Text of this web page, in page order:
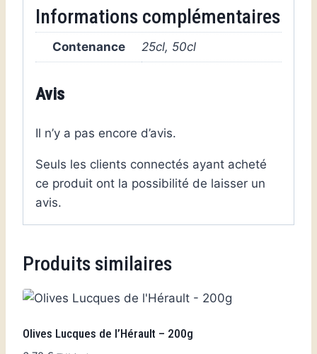
Informations complémentaires
Contenance 25cl, 50cl
Avis
Il n’y a pas encore d’avis.
Seuls les clients connectés ayant acheté
ce produit ont la possibilité de laisser un
avis.
Produits similaires
Olives Lucques de l’Hérault – 200g